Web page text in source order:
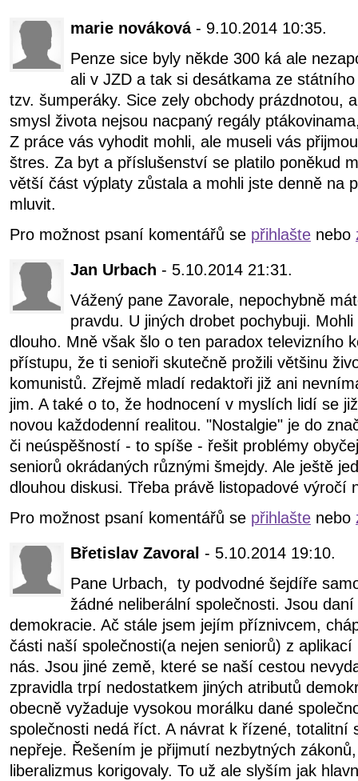
marie nováková- 9.10.2014 10:35.
Penze sice byly někde 300 ká ale
ali v JZD a tak si desátkama ze
tzv. šumperáky. Sice zely obchody prázdnotou,
smysl života nejsou nacpaný regály
Z práce vás vyhodit mohli, ale museli vás
štres. Za byt a příslušenství se platilo poněkud
větší část výplaty zůstala a mohli jste denně na
mluvit.
Pro možnost psaní komentářů se přihlašte nebo
Jan Urbach - 5.10.2014 21:31.
Vážený pane Zavorale, nepochybně
pravdu. U jiných drobet pochybuji.
dlouho. Mně však šlo o ten paradox televizního
přístupu, že ti senioři skutečně prožili většinu
komunistů. Zřejmě mladí redaktoři již ani
jim. A také o to, že hodnocení v myslích lidí se
novou každodenní realitou. "Nostalgie" je do
či neúspěšností - to spíše - řešit problémy
seniorů okrádaných různými šmejdy. Ale ještě
dlouhou diskusi. Třeba právě listopadové výročí
Pro možnost psaní komentářů se přihlašte nebo
Břetislav Zavoral - 5.10.2014 19:10.
Pane Urbach, ty podvodné šejdíře
žádné neliberální společnosti. Jsou
demokracie. Ač stále jsem jejím příznivcem,
části naší společnosti(a nejen seniorů) z
nás. Jsou jiné země, které se naší cestou
zpravidla trpí nedostatkem jiných atributů
obecně vyžaduje vysokou morálku dané
společnosti nedá říct. A návrat k řízené, totalitní
nepřeje. Řešením je přijmutí nezbytných
liberalizmus korigovaly. To už ale slyším jak